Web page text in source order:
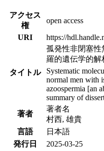
アクセス
権
open access
URI
https://
タイトル
孤発性非閉塞性
羅的遺伝学的
Systematic
normal men with
azoospermia [an
summary of
著者
著者名
村西, 雄貴
言語
日本語
発行日
2025-03-25